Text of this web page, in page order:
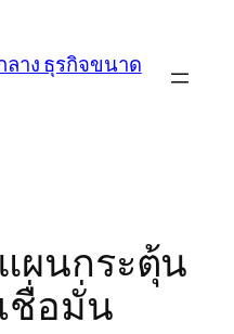
าง ธุรกิจขนาด
ผนกระตุ้น
ชื่อมั่น